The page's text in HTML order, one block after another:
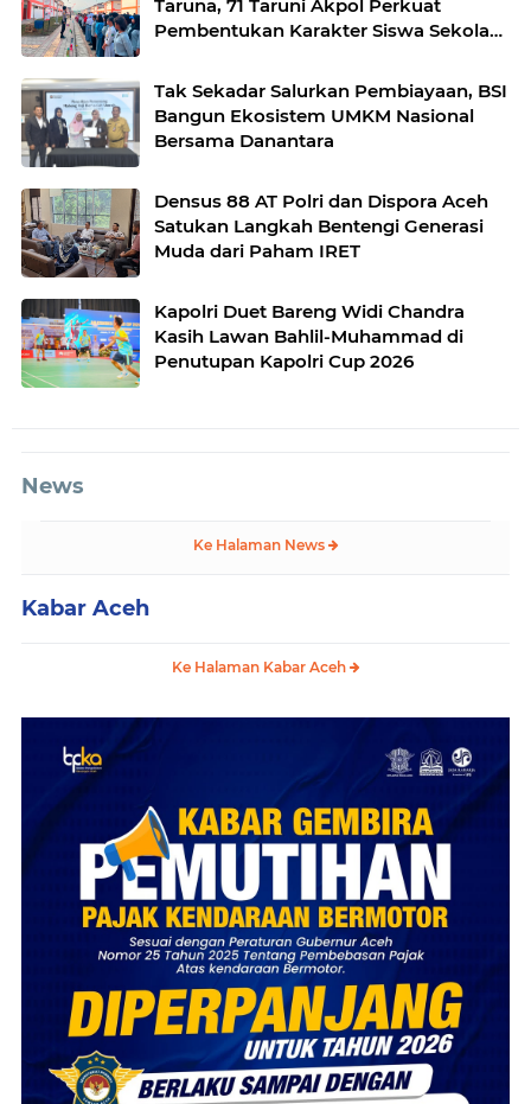
Taruna, 71 Taruni Akpol Perkuat
Pembentukan Karakter Siswa Sekolah
Tak Sekadar Salurkan Pembiayaan, BSI
Bangun Ekosistem UMKM Nasional
Bersama Danantara
Densus 88 AT Polri dan Dispora Aceh
Satukan Langkah Bentengi Generasi
Muda dari Paham IRET
Kapolri Duet Bareng Widi Chandra
Kasih Lawan Bahlil-Muhammad di
Penutupan Kapolri Cup 2026
News
Ke Halaman News
Kabar Aceh
Ke Halaman Kabar Aceh